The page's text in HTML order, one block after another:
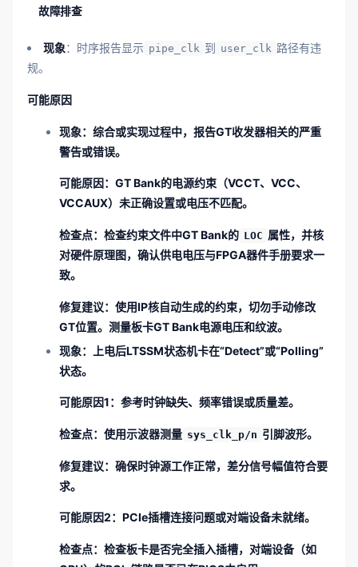
故障排查
现象：时序报告显示 pipe_clk 到 user_clk 路径有违
规。
可能原因
现象：综合或实现过程中，报告GT收发器相关的严重
警告或错误。
可能原因：GT Bank的电源约束（VCCT、VCC、
VCCAUX）未正确设置或电压不匹配。
检查点：检查约束文件中GT Bank的 LOC 属性，并核
对硬件原理图，确认供电电压与FPGA器件手册要求一
致。
修复建议：使用IP核自动生成的约束，切勿手动修改
GT位置。测量板卡GT Bank电源电压和纹波。
现象：上电后LTSSM状态机卡在“Detect”或“Polling”
状态。
可能原因1：参考时钟缺失、频率错误或质量差。
检查点：使用示波器测量 sys_clk_p/n 引脚波形。
修复建议：确保时钟源工作正常，差分信号幅值符合要
求。
可能原因2：PCIe插槽连接问题或对端设备未就绪。
检查点：检查板卡是否完全插入插槽，对端设备（如